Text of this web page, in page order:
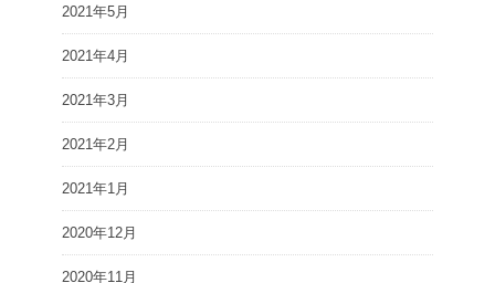
2021年5月
2021年4月
2021年3月
2021年2月
2021年1月
2020年12月
2020年11月